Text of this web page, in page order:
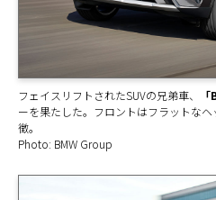
フェイスリフトされたSUVの兄弟車、
ーを果たした。フロントはフラットな
徴。
Photo: BMW Group